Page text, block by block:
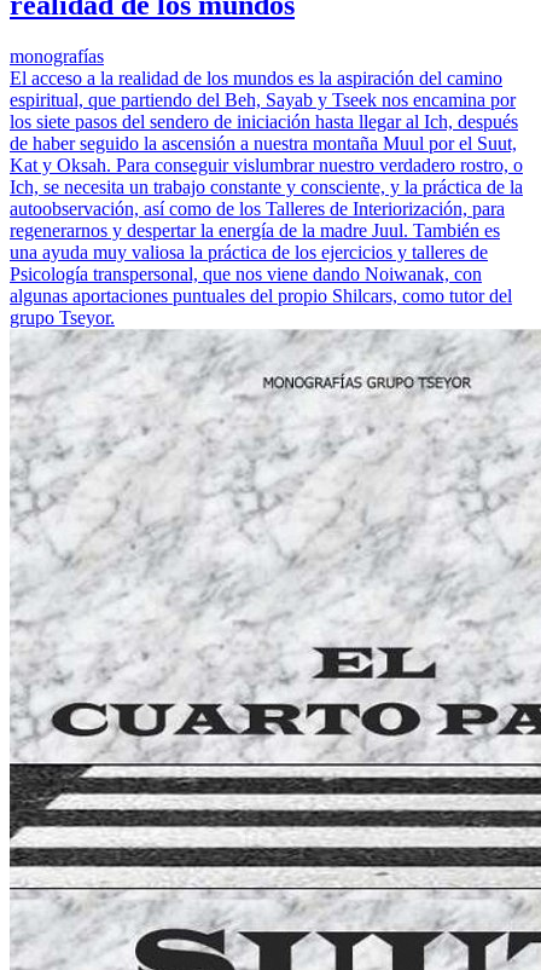
monografías
El acceso a la realidad de los mundos es la aspiración del camino
espiritual, que partiendo del Beh, Sayab y Tseek nos encamina por
los siete pasos del sendero de iniciación hasta llegar al Ich, después
de haber seguido la ascensión a nuestra montaña Muul por el Suut,
Kat y Oksah. Para conseguir vislumbrar nuestro verdadero rostro, o
Ich, se necesita un trabajo constante y consciente, y la práctica de la
autoobservación, así como de los Talleres de Interiorización, para
regenerarnos y despertar la energía de la madre Juul. También es
una ayuda muy valiosa la práctica de los ejercicios y talleres de
Psicología transpersonal, que nos viene dando Noiwanak, con
algunas aportaciones puntuales del propio Shilcars, como tutor del
grupo Tseyor.